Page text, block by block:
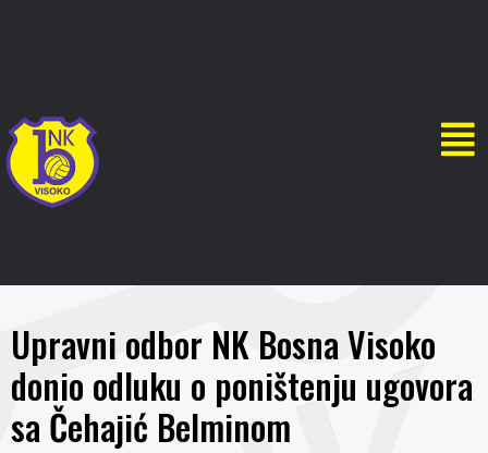
Upravni odbor NK Bosna Visoko
donio odluku o poništenju ugovora
sa Čehajić Belminom